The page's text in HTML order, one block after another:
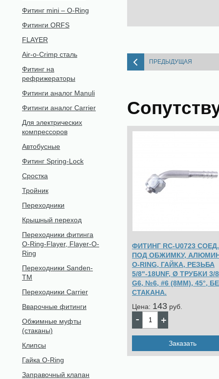
ПРЕДЫДУЩАЯ
ФИТИНГ RC-U0723 СОЕД.
ПОД ОБЖИМКУ,
O-RING, ГАЙКА, РЕЗЬБА
5/8"-18UNF, Ø ТРУБКИ 3/
G6, №6, #6 (8ММ), 45°,
СТАКАНА.
Цена: 143 pуб.
Заказать
Фитинг mini – O-Ring
Фитинги ORFS
FLAYER
Air-o-Crimp сталь
Фитинг на
рефрижераторы
Фитинги аналог Manuli
Фитинги аналог Carrier
Для электрических
компрессоров
Автобусные
Фитинг Spring-Lock
Сростка
Тройник
Переходники
Крышный переход
Переходники фитинга
O-Ring-Flayer, Flayer-O-
Ring
Переходники Sanden-
TM
Переходники Carrier
Вварочные фитинги
Обжимные муфты
(стаканы)
Клипсы
Гайка O-Ring
Заправочный клапан